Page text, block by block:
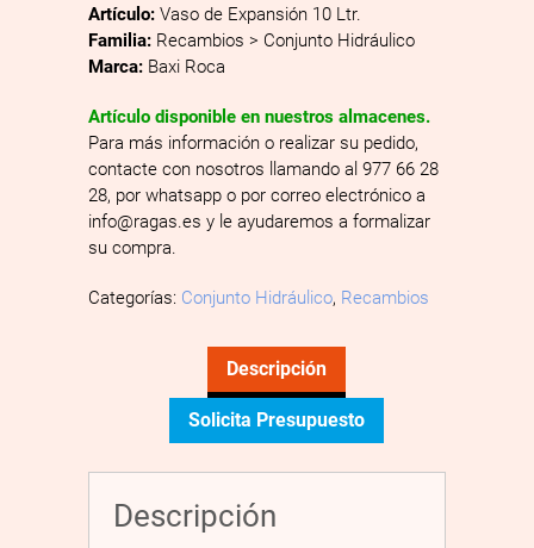
Artículo: Vaso de Expansión 10 Ltr.
Familia: Recambios > Conjunto Hidráulico
Marca: Baxi Roca
Artículo disponible en nuestros almacenes.
Para más información o realizar su pedido,
contacte con nosotros llamando al 977 66 28
28, por whatsapp o por correo electrónico a
info@ragas.es y le ayudaremos a formalizar
su compra.
Categorías: Conjunto Hidráulico, Recambios
Descripción
Solicita Presupuesto
Descripción